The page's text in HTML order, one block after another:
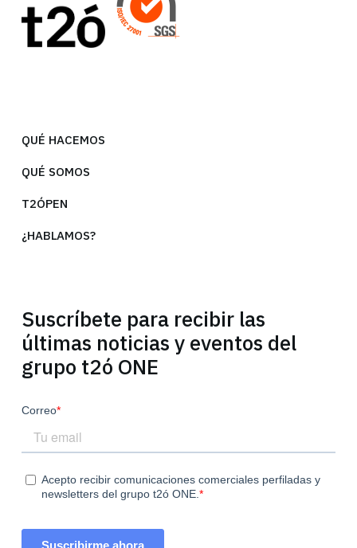
QUÉ HACEMOS
QUÉ SOMOS
T2ÓPEN
¿HABLAMOS?
Suscríbete para recibir las
últimas noticias y eventos del
grupo t2ó ONE